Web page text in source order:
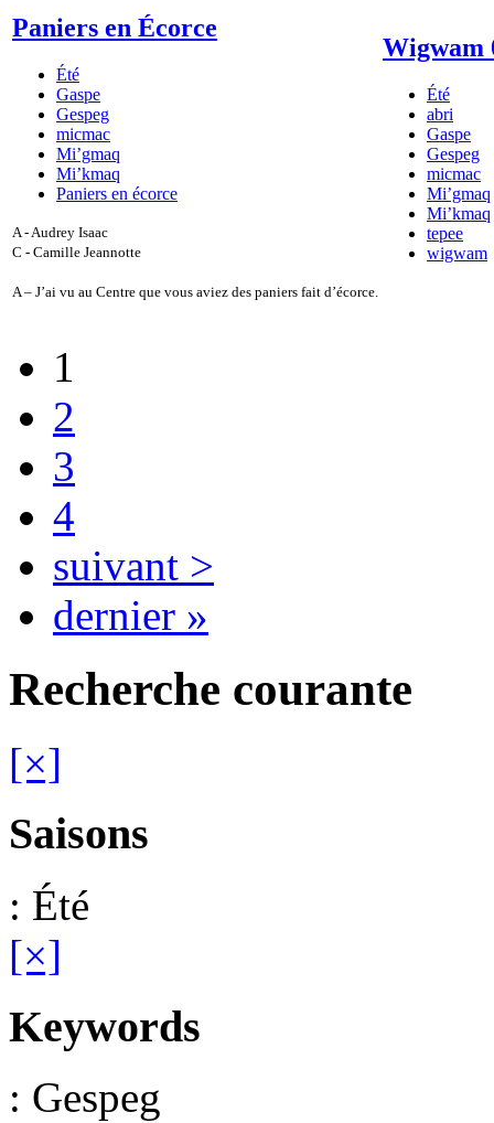
Paniers en Écorce
Été
Gaspe
Gespeg
micmac
Mi’gmaq
Mi’kmaq
Paniers en écorce
A - Audrey Isaac
C - Camille Jeannotte
A – J’ai vu au Centre que vous aviez des paniers fait d’écorce.
Wigwam
Été
abri
Gaspe
Gespeg
micmac
Mi’gmaq
Mi’kmaq
tepee
wigwam
1
2
3
4
suivant >
dernier »
Recherche courante
[×]
Saisons
: Été
[×]
Keywords
: Gespeg